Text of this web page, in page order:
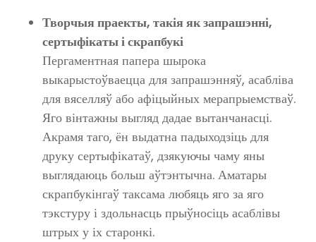
Творчыя праекты, такія як запрашэнні,
сертыфікаты і скрапбукі
Пергаментная папера шырока
выкарыстоўваецца для запрашэнняў, асабліва
для вяселляў або афіцыйных мерапрыемстваў.
Яго вінтажны выгляд дадае вытанчанасці.
Акрамя таго, ён выдатна падыходзіць для
друку сертыфікатаў, дзякуючы чаму яны
выглядаюць больш аўтэнтычна. Аматары
скрапбукінгаў таксама любяць яго за яго
тэкстуру і здольнасць прыўносіць асаблівы
штрых у іх старонкі.